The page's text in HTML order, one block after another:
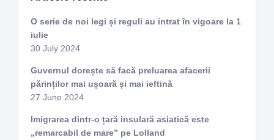
O serie de noi legi și reguli au intrat în vigoare la 1
iulie
30 July 2024
Guvernul dorește să facă preluarea afacerii
părinților mai ușoară și mai ieftină
27 June 2024
Imigrarea dintr-o țară insulară asiatică este
„remarcabil de mare” pe Lolland